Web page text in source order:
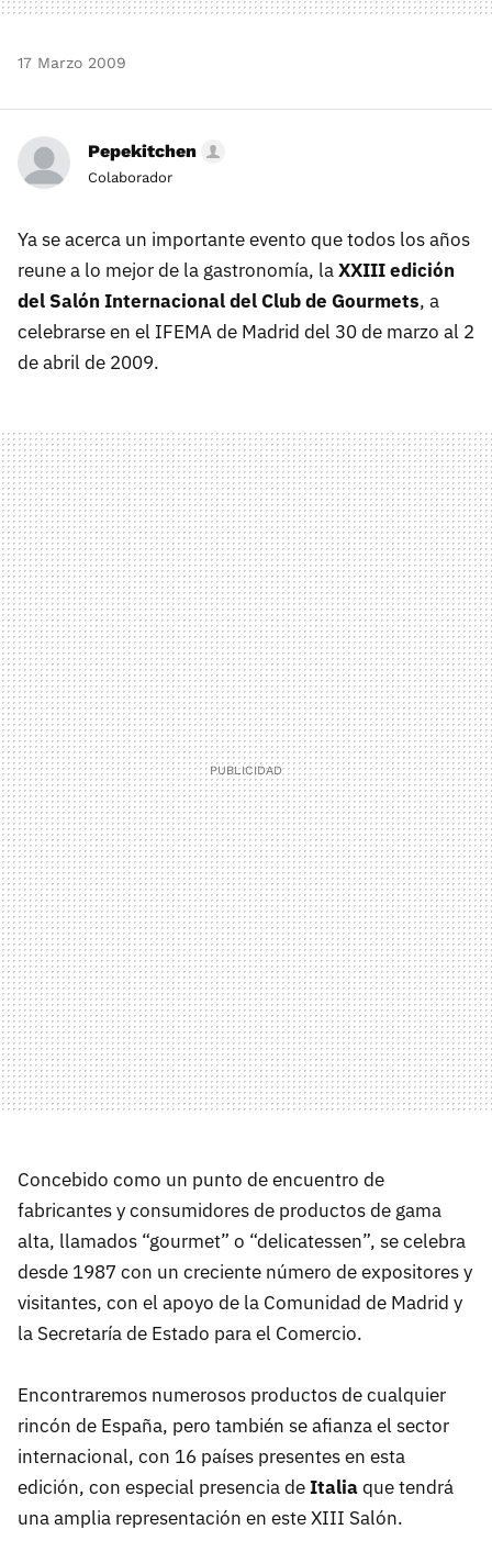
17 Marzo 2009
Pepekitchen
Colaborador
Ya se acerca un importante evento que todos los años
reune a lo mejor de la gastronomía, laXXIIIedición
del Salón Internacional del Club de Gourmets, a
celebrarse en el IFEMAde Madrid del 30 de marzo al 2
de abril de 2009.
Concebido como un punto de encuentro de
fabricantes y consumidores de productos de gama
alta, llamados “gourmet” o “delicatessen”, se celebra
desde 1987 con un creciente número de expositores y
visitantes, con el apoyo de la Comunidad de Madrid y
la Secretaría de Estado para el Comercio.
Encontraremos numerosos productos de cualquier
rincón de España, pero también se afianza el sector
internacional, con 16 países presentes en esta
edición, con especial presencia deItaliaque tendrá
una amplia representación en esteXIII Salón.